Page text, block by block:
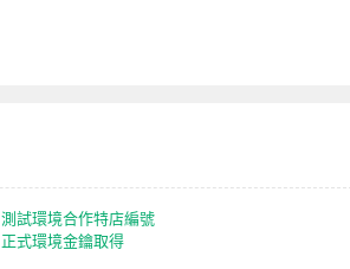
測試環境合作特店編號
正式環境金鑰取得